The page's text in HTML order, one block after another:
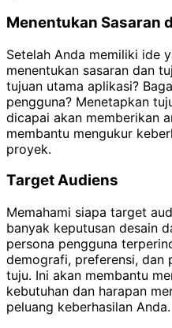
Menentukan Sasaran
Setelah Anda memiliki ide
menentukan sasaran dan
tujuan utama aplikasi?
pengguna? Menetapkan
dicapai akan memberikan
membantu mengukur
proyek.
Target Audiens
Memahami siapa target
banyak keputusan desain
persona pengguna
demografi, preferensi, dan
tuju. Ini akan membantu
kebutuhan dan harapan
peluang keberhasilan Anda.